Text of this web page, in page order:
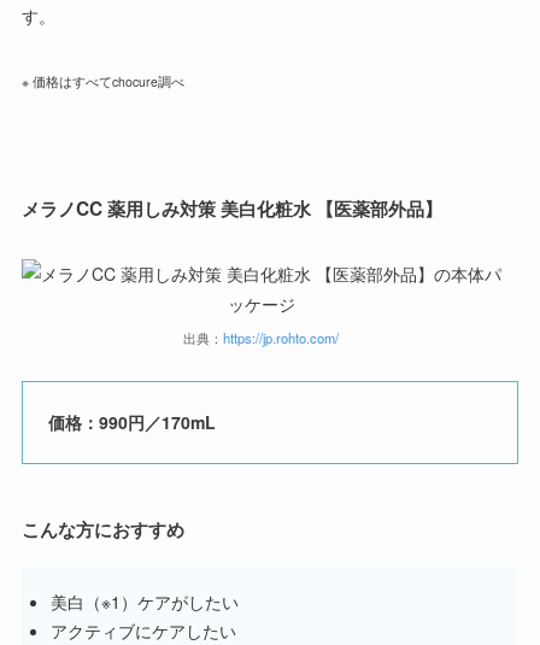
す。
※ 価格はすべてchocure調べ
メラノCC薬用しみ対策美白化粧水 【医薬部外品】
出典：https://jp.rohto.com/
価格：990円／170mL
こんな方におすすめ
美白（※1）ケアがしたい
アクティブにケアしたい